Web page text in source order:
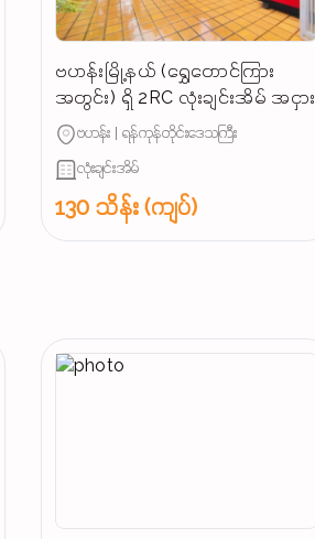
ဗဟန်းမြို့နယ် (ရွှေတောင်ကြား
အတွင်း) ရှိ 2RC လုံးချင်းအိမ် အငှား
ဗဟန်း | ရန်ကုန်တိုင်းဒေသကြီး
လုံးချင်းအိမ်
130 သိန်း (ကျပ်)